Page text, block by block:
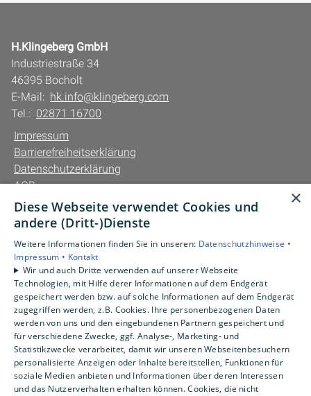
H.Klingeberg GmbH
Industriestraße 34
46395 Bocholt
E-Mail: hk.info@klingeberg.com
Tel.: 02871 16700
Impressum
Barrierefreiheitserklärung
Datenschutzerklärung
AGB
Unsere Bereiche
Gewerbekunden
Karriere
Unternehmen
Kontakt
×
Diese Webseite verwendet Cookies und
andere (Dritt-)Dienste
Weitere Informationen finden Sie in unseren: Datenschutzhinweise •
Impressum • Kontakt
Wir und auch Dritte verwenden auf unserer Webseite
Technologien, mit Hilfe derer Informationen auf dem Endgerät
gespeichert werden bzw. auf solche Informationen auf dem Endgerät
zugegriffen werden, z.B. Cookies. Ihre personenbezogenen Daten
werden von uns und den eingebundenen Partnern gespeichert und
für verschiedene Zwecke, ggf. Analyse-, Marketing- und
Statistikzwecke verarbeitet, damit wir unseren Webseitenbesuchern
personalisierte Anzeigen oder Inhalte bereitstellen, Funktionen für
soziale Medien anbieten und Informationen über deren Interessen
und das Nutzerverhalten erhalten können. Cookies, die nicht